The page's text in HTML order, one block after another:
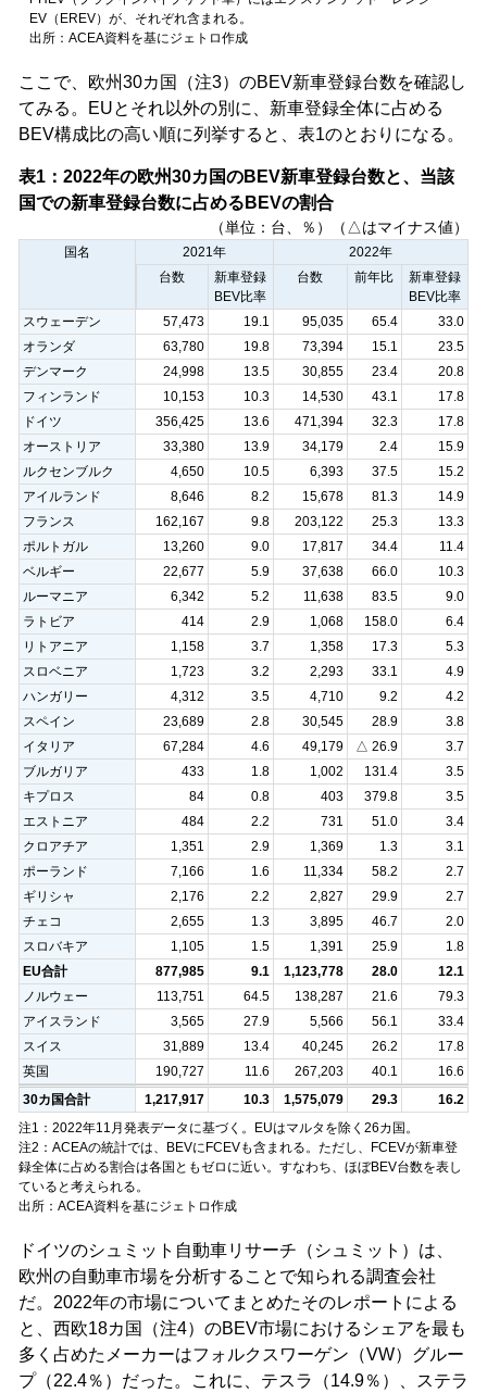
EV（EREV）が、それぞれ含まれる。
出所：ACEA資料を基にジェトロ作成
ここで、欧州30カ国（注3）のBEV新車登録台数を確認し
てみる。EUとそれ以外の別に、新車登録全体に占める
BEV構成比の高い順に列挙すると、表1のとおりになる。
表1：2022年の欧州30カ国のBEV新車登録台数と、当該
国での新車登録台数に占めるBEVの割合
（単位：台、％）（△はマイナス値）
国名 2021年
2022年
台数
新車登録
BEV比率
台数 前年比
新車登録
BEV比率
スウェーデン
57,473 19.1 95,035 65.4
33.0
オランダ
63,780 19.8 73,394 15.1
23.5
デンマーク
24,998 13.5 30,855 23.4
20.8
フィンランド
10,153 10.3 14,530 43.1
17.8
ドイツ
356,425 13.6 471,394 32.3
17.8
オーストリア
33,380 13.9 34,179 2.4
15.9
ルクセンブルク
4,650 10.5 6,393 37.5
15.2
アイルランド
8,646 8.2 15,678 81.3
14.9
フランス
162,167 9.8 203,122 25.3
13.3
ポルトガル
13,260 9.0 17,817 34.4
11.4
ベルギー
22,677 5.9 37,638 66.0
10.3
ルーマニア
6,342 5.2 11,638 83.5
9.0
ラトビア
414 2.9 1,068 158.0
6.4
リトアニア
1,158 3.7 1,358 17.3
5.3
スロベニア
1,723 3.2 2,293 33.1
4.9
ハンガリー
4,312 3.5 4,710 9.2
4.2
スペイン
23,689 2.8 30,545 28.9
3.8
イタリア
67,284 4.6 49,179 △ 26.9
3.7
ブルガリア
433 1.8 1,002 131.4
3.5
キプロス
84 0.8 403 379.8
3.5
エストニア
484 2.2 731 51.0
3.4
クロアチア
1,351 2.9 1,369 1.3
3.1
ポーランド
7,166 1.6 11,334 58.2
2.7
ギリシャ
2,176 2.2 2,827 29.9
2.7
チェコ
2,655 1.3 3,895 46.7
2.0
スロバキア
1,105 1.5 1,391 25.9
1.8
EU合計
877,985 9.1 1,123,778 28.0
12.1
ノルウェー
113,751 64.5 138,287 21.6
79.3
アイスランド
3,565 27.9 5,566 56.1
33.4
スイス
31,889 13.4 40,245 26.2
17.8
英国
190,727 11.6 267,203 40.1
16.6
30カ国合計
1,217,917 10.3 1,575,079 29.3
16.2
注1：2022年11月発表データに基づく。EUはマルタを除く26カ国。
注2：ACEAの統計では、BEVにFCEVも含まれる。ただし、FCEVが新車登
録全体に占める割合は各国ともゼロに近い。すなわち、ほぼBEV台数を表し
ていると考えられる。
出所：ACEA資料を基にジェトロ作成
ドイツのシュミット自動車リサーチ（シュミット）は、
欧州の自動車市場を分析することで知られる調査会社
だ。2022年の市場についてまとめたそのレポートによる
と、西欧18カ国（注4）のBEV市場におけるシェアを最も
多く占めたメーカーはフォルクスワーゲン（VW）グルー
プ（22.4％）だった。これに、テスラ（14.9％）、ステラ